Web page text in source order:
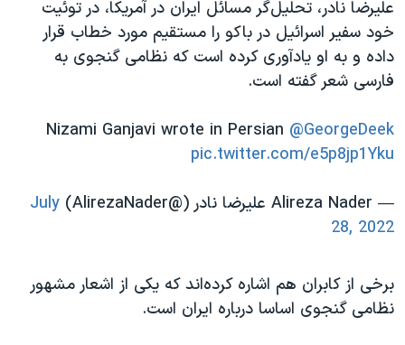
علیرضا نادر، تحلیل‌گر مسائل ایران در آمریکا، در توئیت
خود سفیر اسرائيل در باکو را مستقیم مورد خطاب قرار
داده و به او یادآوری کرده است که نظامی گنجوی به
فارسی شعر گفته است.
Nizami Ganjavi wrote in Persian @GeorgeDeek
pic.twitter.com/e5p8jp1Yku
— Alireza Nader علیرضا نادر (@AlirezaNader)
July
28, 2022
برخی از کابران هم اشاره کرده‌اند که یکی از اشعار مشهور
نظامی گنجوی اساسا درباره ایران است.